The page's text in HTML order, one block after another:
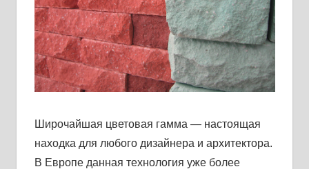
Широчайшая цветовая гамма — настоящая
находка для любого дизайнера и архитектора.
В Европе данная технология уже более